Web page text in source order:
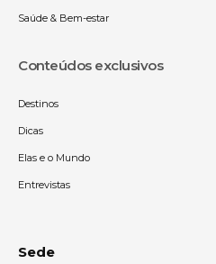
Saúde & Bem-estar
Conteúdos exclusivos
Destinos
Dicas
Elas e o Mundo
Entrevistas
Sede